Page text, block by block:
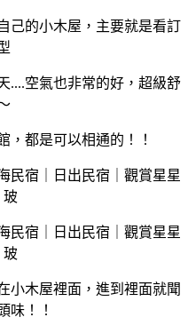
己的小木屋，主要就是看訂
....空氣也非常的好，超級舒
，都是可以相通的！！
小木屋裡面，進到裡面就聞
味！！